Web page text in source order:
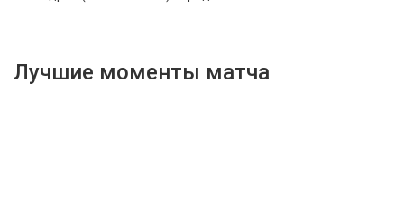
Лучшие моменты матча